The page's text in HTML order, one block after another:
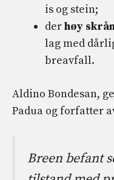
is og stein;
derhøy
lag med
breavfall.
Aldino Bondesan,
Padua og forfatter
Breen befant